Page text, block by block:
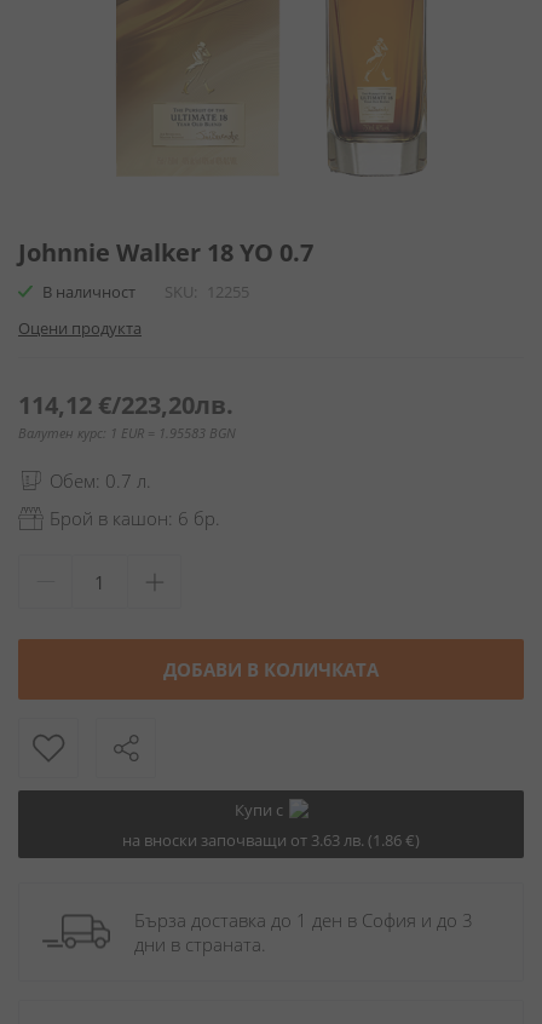
към
началото
на
галерия
със
Johnnie Walker 18 YO 0.7
В наличност SKU
12255
Оцени продукта
114,12 €/223,20лв.
Валутен курс: 1 EUR = 1.95583 BGN
Обем: 0.7 л.
Брой в кашон: 6 бр.
ДОБАВИ В КОЛИЧКАТА
Купи с
на вноски започващи от 3.63 лв. (1.86 €)
Бърза доставка до 1 ден в София и до 3
дни в страната.